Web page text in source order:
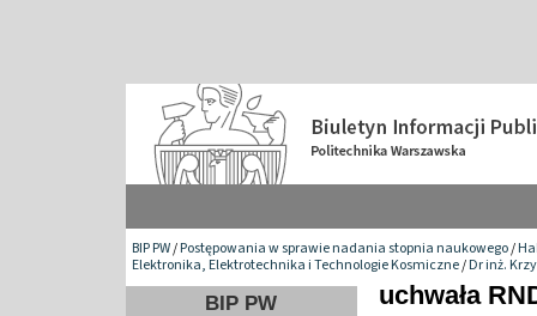
BIP PW/Postępowania w sprawie nadania stopnia naukowego/
Elektronika, Elektrotechnika i Technologie Kosmiczne/Dr inż.
BIP PW uchwała